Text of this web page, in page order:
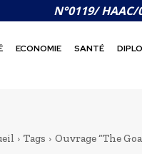
N°0119/
ECONOMIE SANTÉ
Tags Ouvrage “The